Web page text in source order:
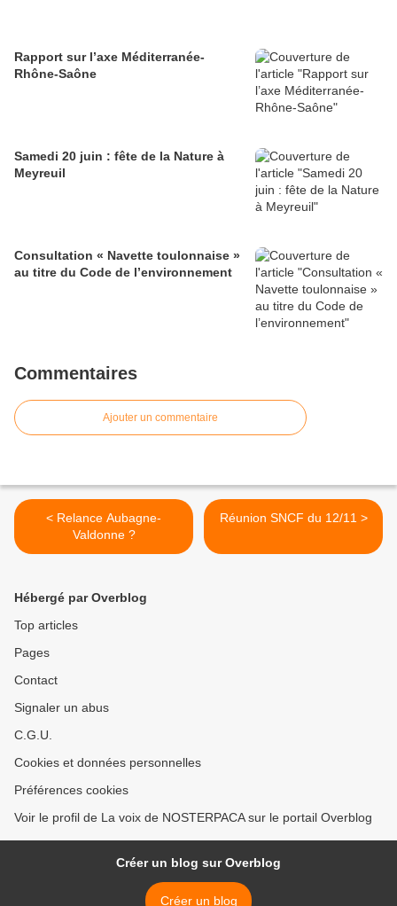
Rapport sur l’axe Méditerranée-
Rhône-Saône
Samedi 20 juin : fête de la Nature à
Meyreuil
Consultation « Navette toulonnaise »
au titre du Code de l’environnement
Commentaires
Ajouter un commentaire
< Relance Aubagne-
Valdonne ?
Réunion SNCF du 12/11 >
Hébergé par Overblog
Top articles
Pages
Contact
Signaler un abus
C.G.U.
Cookies et données personnelles
Préférences cookies
Voir le profil de La voix de NOSTERPACA sur le portail Overblog
Créer un blog sur Overblog
Créer un blog